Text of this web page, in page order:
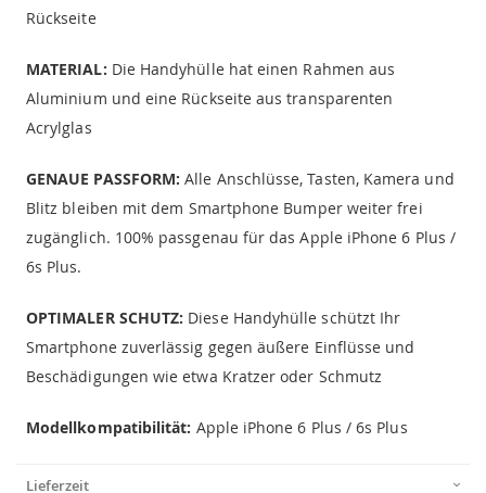
Rückseite
MATERIAL: Die Handyhülle hat einen Rahmen aus
Aluminium und eine Rückseite aus transparenten
Acrylglas
GENAUE PASSFORM: Alle Anschlüsse, Tasten, Kamera und
Blitz bleiben mit dem Smartphone Bumper weiter frei
zugänglich. 100% passgenau für das Apple iPhone 6 Plus /
6s Plus.
OPTIMALER SCHUTZ: Diese Handyhülle schützt Ihr
Smartphone zuverlässig gegen äußere Einflüsse und
Beschädigungen wie etwa Kratzer oder Schmutz
Modellkompatibilität: Apple iPhone 6 Plus / 6s Plus
Lieferzeit